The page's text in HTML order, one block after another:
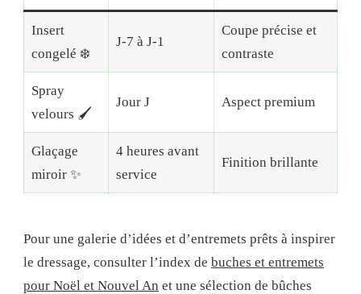
Insert
congelé ❄️
J-7 à J-1
Coupe précise et
contraste
Spray
velours 🖌️
Jour J Aspect premium
Glaçage
miroir ✨
4 heures avant
service
Finition brillante
Pour une galerie d’idées et d’entremets prêts à inspirer
le dressage, consulter l’index de buches et entremets
pour Noël et Nouvel An et une sélection de bûches